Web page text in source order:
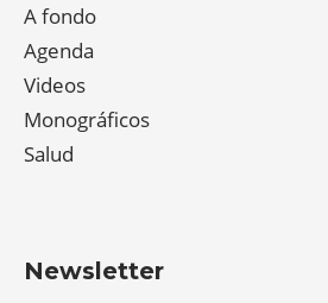
A fondo
Agenda
Videos
Monográficos
Salud
Newsletter